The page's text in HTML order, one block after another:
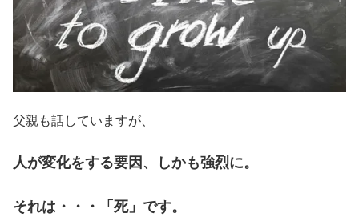
父親も話していますが、
人が変化をする要因、しかも強烈に。
それは・・・「死」です。